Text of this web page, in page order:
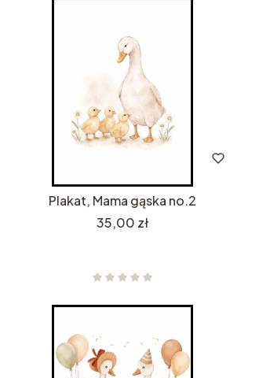
Plakat, Mama gąska no.2
Cena
35,00 zł